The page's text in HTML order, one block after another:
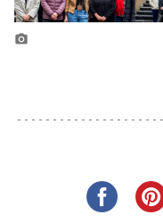
photo_camera